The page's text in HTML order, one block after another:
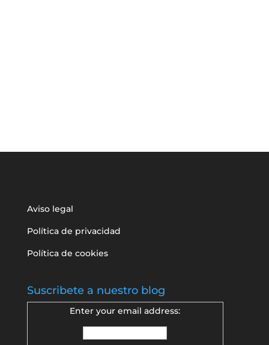
Aviso legal
Política de privacidad
Política de cookies
Suscribete a nuestro blog
Enter your email address: